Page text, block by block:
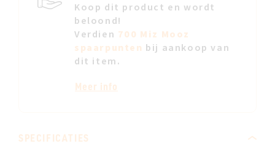
Koop dit product en wordt
beloond!
Verdien 700 Miz Mooz
spaarpunten bij aankoop van
dit item.
Meer info
SPECIFICATIES